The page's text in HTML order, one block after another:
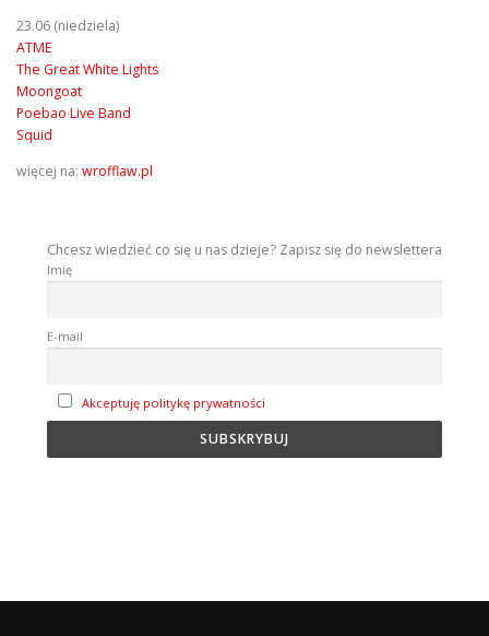
23.06 (niedziela)
ATME
The Great White Lights
Moongoat
Poebao Live Band
Squid
więcej na: wrofflaw.pl
Chcesz wiedzieć co się u nas dzieje? Zapisz się do newslettera
Imię
E-mail
Akceptuję politykę prywatności